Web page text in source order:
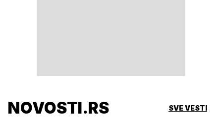
NOVOSTI.RS SVE VESTI